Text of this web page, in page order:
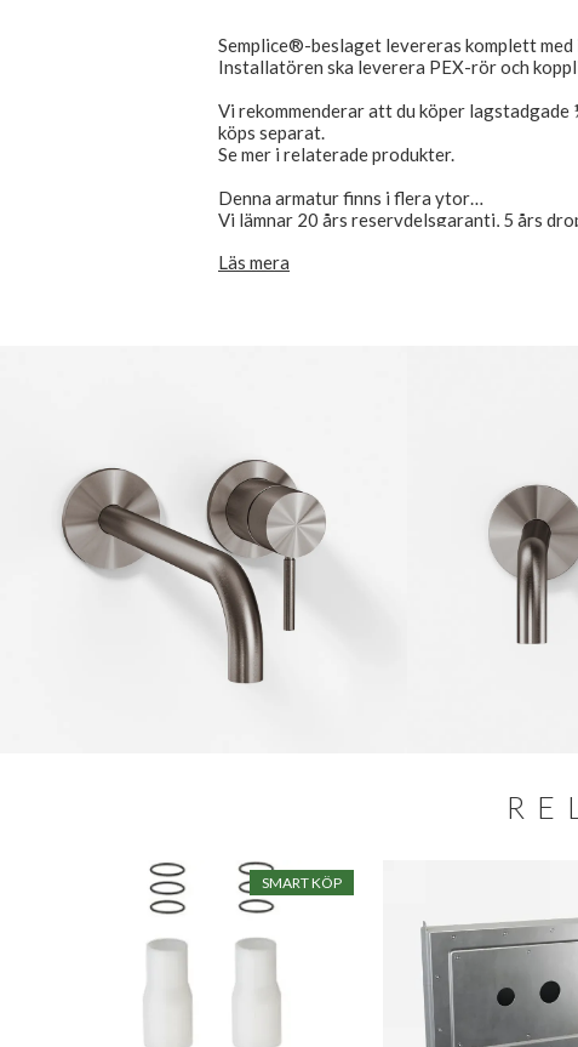
Semplice®-beslaget levereras komplett med
Installatören ska leverera PEX-rör och
Vi rekommenderar att du köper
köps separat.
Se mer i relaterade produkter.
Denna armatur finns i flera ytor
Vi lämnar 20 års reservdelsgaranti, 5 års
Solid och långvarig kvalitet, hållbar
Läs mera
SMART KÖP